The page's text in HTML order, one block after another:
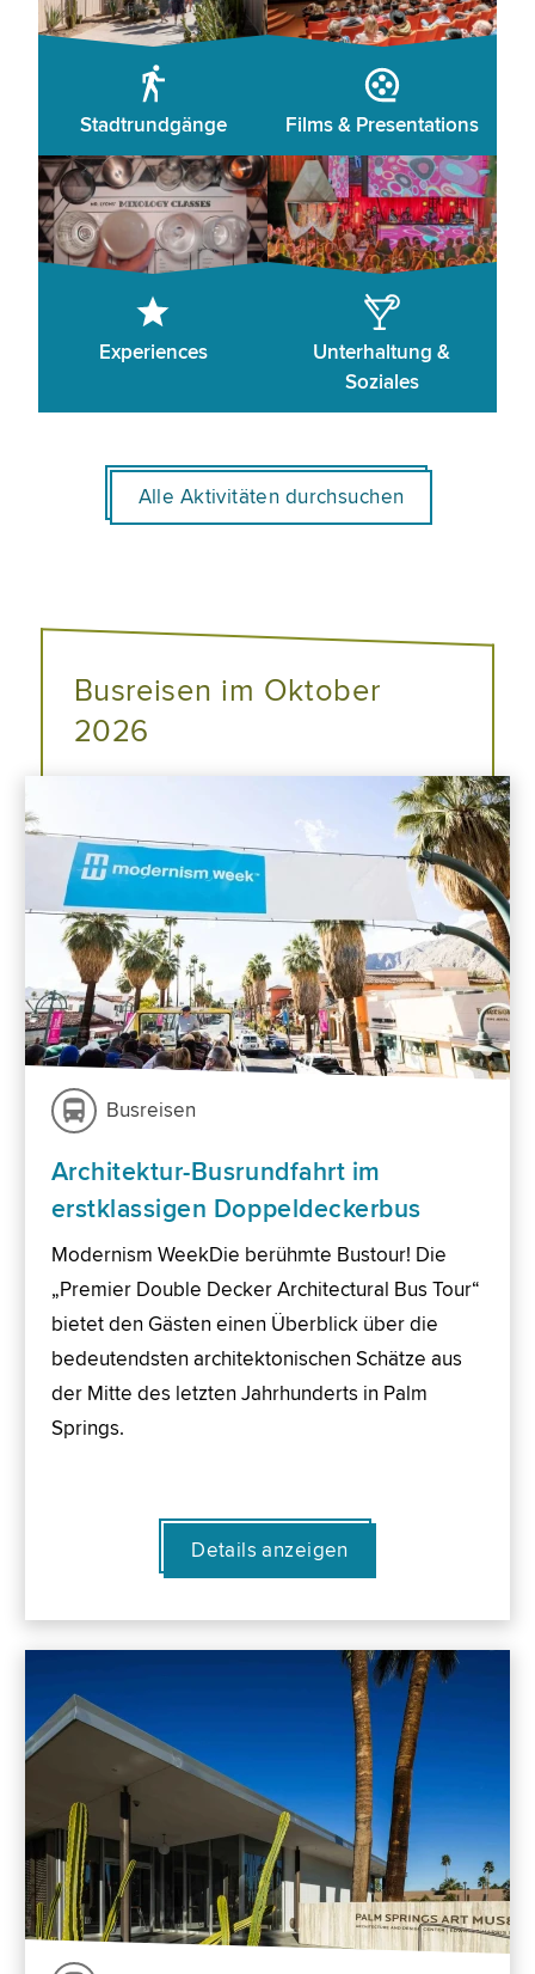
Stadtrundgänge Films & Presentations
Experiences
Unterhaltung &
Soziales
Alle Aktivitäten durchsuchen
Busreisen im Oktober
2026
Busreisen
Architektur-Busrundfahrt im
erstklassigen Doppeldeckerbus
Modernism WeekDie berühmte Bustour! Die
„Premier Double Decker Architectural Bus Tour“
bietet den Gästen einen Überblick über die
bedeutendsten architektonischen Schätze aus
der Mitte des letzten Jahrhunderts in Palm
Springs.
Details anzeigen